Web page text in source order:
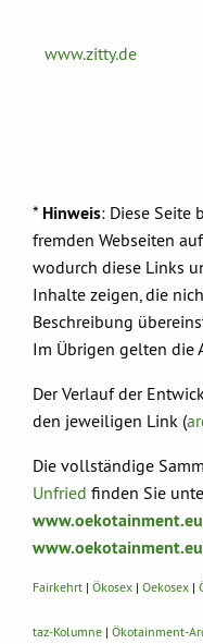
www.zitty.de
* Hinweis: Diese Seite
fremden Webseiten
wodurch diese Links
Inhalte zeigen, die
Beschreibung
Im Übrigen gelten die
Der Verlauf der
den jeweiligen Link (
Die vollständige
Unfried finden Sie
Fairkehrt | Ökosex | Oekosex |
taz-Kolumne | Ökotainment-